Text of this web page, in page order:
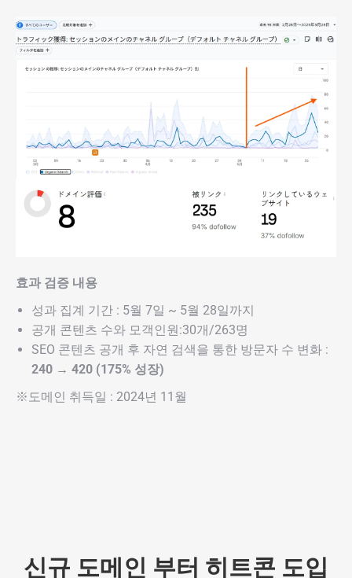
효과 검증 내용
성과 집계 기간 : 5월 7일 ~ 5월 28일까지
공개 콘텐츠 수와 모객인원:30개/263명
SEO 콘텐츠 공개 후 자연 검색을 통한 방문자 수 변화 :
240 → 420 (175% 성장)
※도메인 취득일 : 2024년 11월
신규 도메인 부터 히트콘 도입